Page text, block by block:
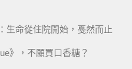
生命從住院開始，戞然而止
》，不願買口香糖？